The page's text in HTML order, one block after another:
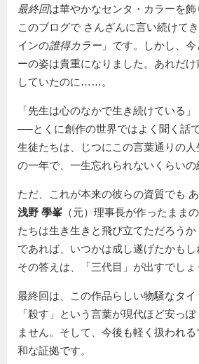
最終回は華やかなセンタ・カラーを飾
このブログで さんざんに言い続けて
インの誰得カラー 」です。しかし、
ーの姿は貴重になりました。あれだ
していたのに……。
「先生は心のなかで生き続けている」
──とくに創作の世界ではよく聞く話
生徒たちは、じつにこの言葉通りの人
の一年で、一生忘れられないくらいの
ただ、これが本来の彼らの資質でも あ
浅野 學峯 （元）理事長が作ったまま
たちは生き生きと飛び立てただろうか
であれば、いつかは成し遂げたかもし
その答えは、「三代目」が出すでしょ
最終回は、この作品らしい物騒なタイ
「殺す」という言葉が現代ほど安っ
ません。そして、今後も軽く扱われ
和な証拠です。